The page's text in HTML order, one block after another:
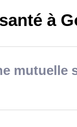
à
mutuelle